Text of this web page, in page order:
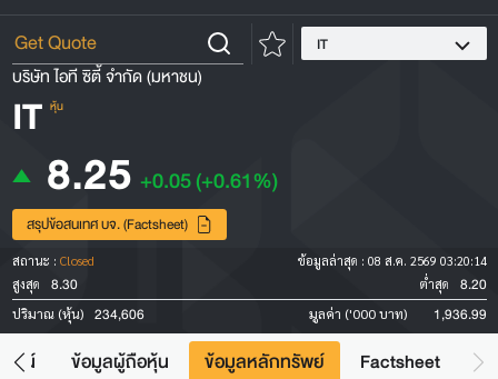
IT
บริษัท ไอที ซิตี้ จำกัด (มหาชน)
IT หุ้น
8.25 +0.05(+0.61%)
สรุปข้อสนเทศ บจ. (Factsheet)
สถานะ : Closed ข้อมูลล่าสุด : 08 ส.ค. 2569 03:20:14
สูงสุด
8.30 ต่ำสุด 8.20
ปริมาณ (หุ้น) 234,606 มูลค่า ('000 บาท) 1,936.99
ยชน์ ข้อมูลผู้ถือหุ้น ข้อมูลหลักทรัพย์ Factsheet